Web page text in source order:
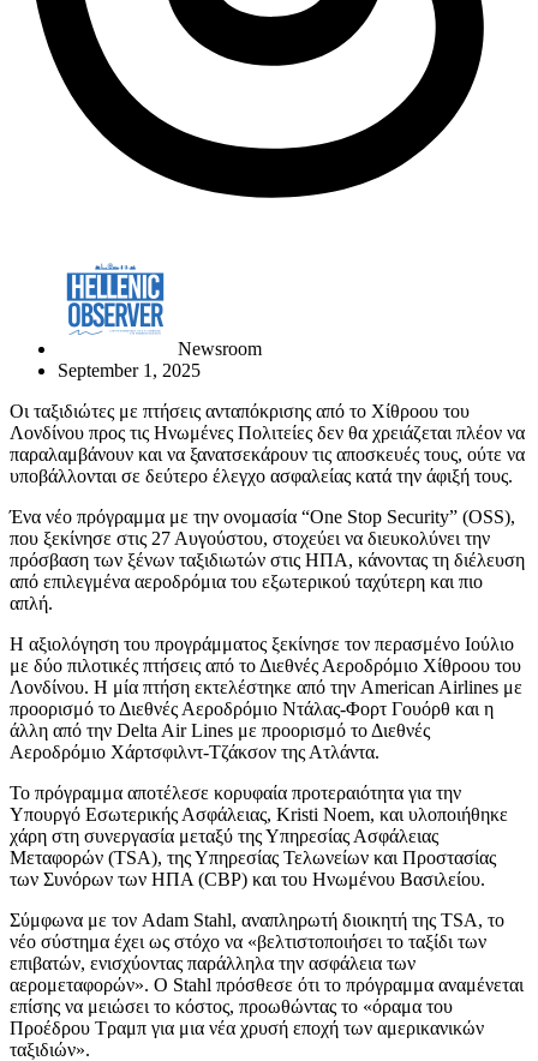
Newsroom
September 1, 2025
Οι ταξιδιώτες με πτήσεις ανταπόκρισης από το Χίθροου του
Λονδίνου προς τις Ηνωμένες Πολιτείες δεν θα χρειάζεται πλέον να
παραλαμβάνουν και να ξανατσεκάρουν τις αποσκευές τους, ούτε να
υποβάλλονται σε δεύτερο έλεγχο ασφαλείας κατά την άφιξή τους.
Ένα νέο πρόγραμμα με την ονομασία “One Stop Security” (OSS),
που ξεκίνησε στις 27 Αυγούστου, στοχεύει να διευκολύνει την
πρόσβαση των ξένων ταξιδιωτών στις ΗΠΑ, κάνοντας τη διέλευση
από επιλεγμένα αεροδρόμια του εξωτερικού ταχύτερη και πιο
απλή.
Η αξιολόγηση του προγράμματος ξεκίνησε τον περασμένο Ιούλιο
με δύο πιλοτικές πτήσεις από το Διεθνές Αεροδρόμιο Χίθροου του
Λονδίνου. Η μία πτήση εκτελέστηκε από την American Airlines με
προορισμό το Διεθνές Αεροδρόμιο Ντάλας-Φορτ Γουόρθ και η
άλλη από την Delta Air Lines με προορισμό το Διεθνές
Αεροδρόμιο Χάρτσφιλντ-Τζάκσον της Ατλάντα.
Το πρόγραμμα αποτέλεσε κορυφαία προτεραιότητα για την
Υπουργό Εσωτερικής Ασφάλειας, Kristi Noem, και υλοποιήθηκε
χάρη στη συνεργασία μεταξύ της Υπηρεσίας Ασφάλειας
Μεταφορών (TSA), της Υπηρεσίας Τελωνείων και Προστασίας
των Συνόρων των ΗΠΑ (CBP) και του Ηνωμένου Βασιλείου.
Σύμφωνα με τον Adam Stahl, αναπληρωτή διοικητή της TSA, το
νέο σύστημα έχει ως στόχο να «βελτιστοποιήσει το ταξίδι των
επιβατών, ενισχύοντας παράλληλα την ασφάλεια των
αερομεταφορών». Ο Stahl πρόσθεσε ότι το πρόγραμμα αναμένεται
επίσης να μειώσει το κόστος, προωθώντας το «όραμα του
Προέδρου Τραμπ για μια νέα χρυσή εποχή των αμερικανικών
ταξιδιών».